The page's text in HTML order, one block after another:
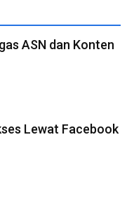
ASN dan Konten
Lewat Facebook